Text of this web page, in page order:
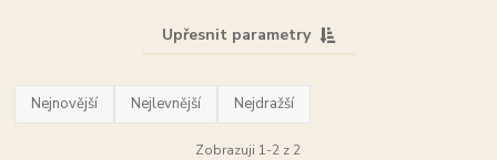
Upřesnit parametry
Nejnovější Nejlevnější Nejdražší
Zobrazuji 1-2 z 2